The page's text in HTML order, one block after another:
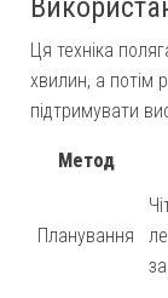
Ця техніка
хвилин, а потім
підтримувати
Метод
Планування